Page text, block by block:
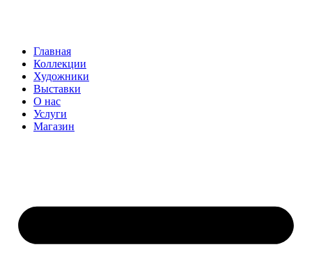
Главная
Коллекции
Художники
Выставки
О нас
Услуги
Магазин